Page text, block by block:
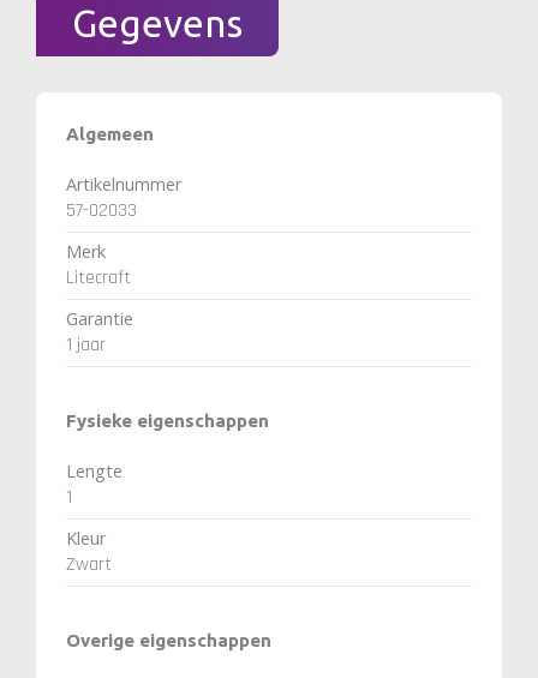
Gegevens
Algemeen
Artikelnummer
57-02033
Merk
Litecraft
Garantie
1 jaar
Fysieke eigenschappen
Lengte
1
Kleur
Zwart
Overige eigenschappen